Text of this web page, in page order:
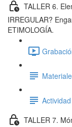
TALLER 6.
IRREGULAR?
ETIMOLOGÍA.
TALLER 7.